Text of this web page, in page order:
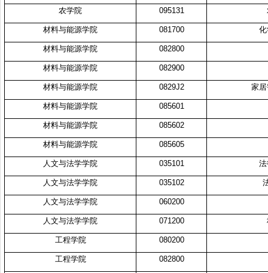
农学院 095131
材料与能源学院 081700
材料与能源学院 082800
材料与能源学院 082900
材料与能源学院 0829J2 家
材料与能源学院 085601
材料与能源学院 085602
材料与能源学院 085605
人文与法学学院 035101
人文与法学学院 035102
人文与法学学院 060200
人文与法学学院 071200
工程学院 080200
工程学院 082800